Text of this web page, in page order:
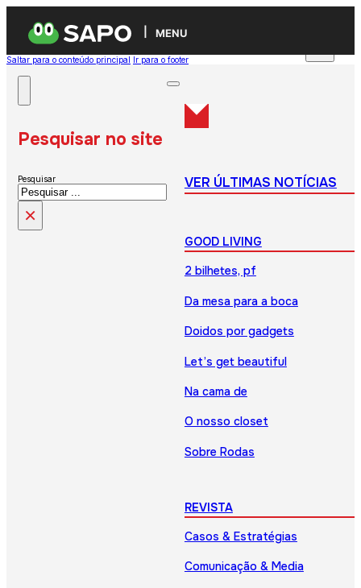
MENU
Saltar para o conteúdo principal Ir para o footer
Pesquisar no site
Pesquisar
×
VER ÚLTIMAS NOTÍCIAS
GOOD LIVING
2 bilhetes, pf
Da mesa para a boca
Doidos por gadgets
Let’s get beautiful
Na cama de
O nosso closet
Sobre Rodas
REVISTA
Casos & Estratégias
Comunicação & Media